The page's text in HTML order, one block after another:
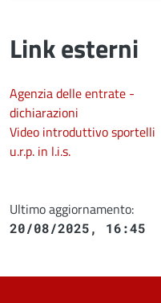
Link esterni
Agenzia delle entrate -
dichiarazioni
Video introduttivo sportelli
u.r.p. in l.i.s.
Ultimo aggiornamento:
20/08/2025, 16:45